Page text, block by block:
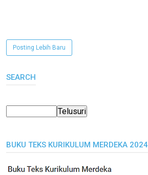
Posting Lebih Baru
SEARCH
BUKU TEKS KURIKULUM MERDEKA 2024